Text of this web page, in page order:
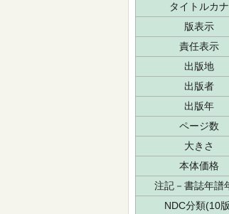
タイトルカナ
版表示
責任表示
出版地
出版者
出版年
ページ数
大きさ
本体価格
注記－書誌年譜
NDC分類(10